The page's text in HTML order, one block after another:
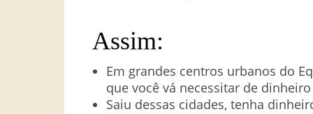
Assim:
Em grandes centros urbanos do
que você vá necessitar de
Saiu dessas cidades, tenha